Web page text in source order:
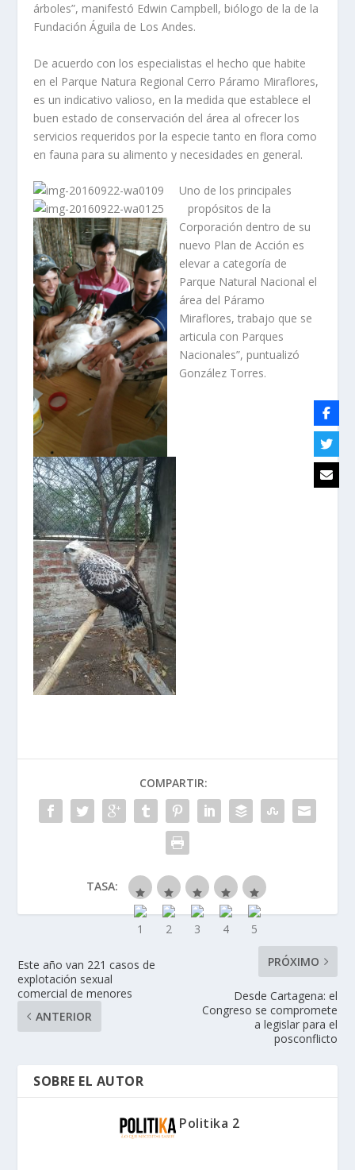
árboles”, manifestó Edwin Campbell, biólogo de la de la
Fundación Águila de Los Andes.
De acuerdo con los especialistas el hecho que habite
en el Parque Natura Regional Cerro Páramo Miraflores,
es un indicativo valioso, en la medida que establece el
buen estado de conservación del área al ofrecer los
servicios requeridos por la especie tanto en flora como
en fauna para su alimento y necesidades en general.
Uno de los principales
propósitos de la
Corporación dentro de su
nuevo Plan de Acción es
elevar a categoría de
Parque Natural Nacional el
área del Páramo
Miraflores, trabajo que se
articula con Parques
Nacionales”, puntualizó
González Torres.
COMPARTIR:
TASA:
Este año van 221 casos de
explotación sexual
comercial de menores
ANTERIOR
PRÓXIMO
Desde Cartagena: el
Congreso se compromete
a legislar para el
posconflicto
SOBRE EL AUTOR
Politika 2